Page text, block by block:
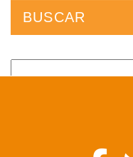
BUSCAR